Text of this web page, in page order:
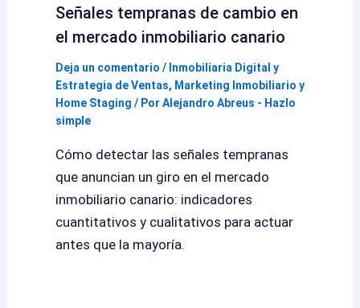
Señales tempranas de cambio en
el mercado inmobiliario canario
Deja un comentario / Inmobiliaria Digital y
Estrategia de Ventas, Marketing Inmobiliario y
Home Staging / Por Alejandro Abreus - Hazlo
simple
Cómo detectar las señales tempranas
que anuncian un giro en el mercado
inmobiliario canario: indicadores
cuantitativos y cualitativos para actuar
antes que la mayoría.